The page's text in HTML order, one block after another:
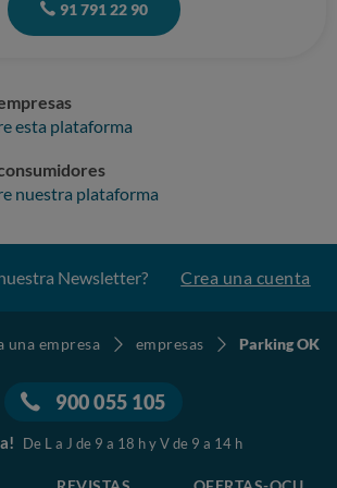
91 791 22 90
esta plataforma
nuestra plataforma
Newsletter? Crea una cuenta
una empresa empresas Parking OK
900 055 105
De L a J de 9 a 18 h y V de 9 a 14 h